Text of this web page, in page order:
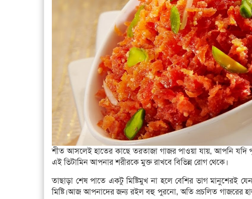
শীত আসলেই হাতের কাছে তরতাজা গাজর পাওয়া যায়, আপনি
এই ভিটামিন আপনার শরীরকে মুক্ত রাখবে বিভিন্ন রোগ থেকে।
তাছাড়া শেষ পাতে একটু মিষ্টিমুখ না হলে বেশির ভাগ মানুশেরই
মিষ্টি।আজ আপনাদের জন্য রইল বহু পুরনো, অতি প্রচলিত গাজরের